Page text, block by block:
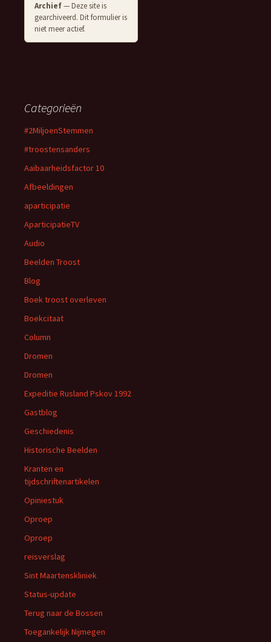
Archief— Deze site is
gearchiveerd. Dit formulier is
niet meer actief.
Categorieën
#2MiljoenStemmen
#troostensanders
Aaibaarheidsfactor 10
Afbeeldingen
aparticipatie
AparticipatieTV
Audio
Beelden Troost
Blog
Boek troost overleven
Boekcitaat
Column
Dromen
Dromen
Expeditie Rusland Pskov 1992
Gastblog
Geschiedenis
Historische Beelden
Kranten en
tijdschriftenartikelen
Opiniestuk
Oproep
Oproep
reisverslag
Sint Maartenskliniek
Status-update
Terug naar de Bossen
Toegankelijk Nijmegen